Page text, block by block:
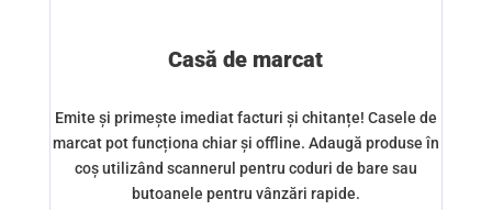
Casă de marcat
Emite și primește imediat facturi și chitanțe! Casele de
marcat pot funcționa chiar și offline. Adaugă produse în
coș utilizând scannerul pentru coduri de bare sau
butoanele pentru vânzări rapide.